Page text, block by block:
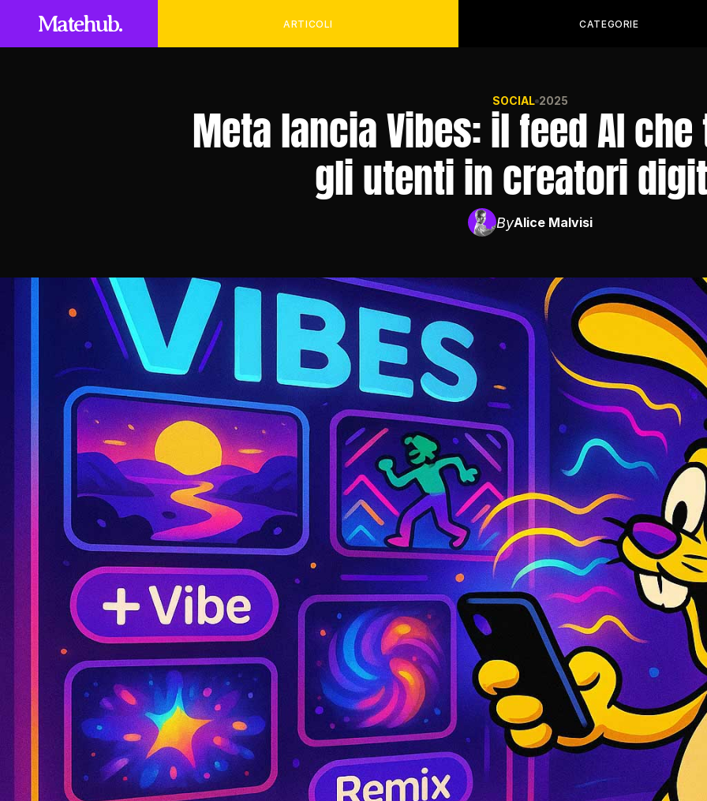
SOCIAL 2025
Meta lancia Vibes: il feed AI
gli utenti in creatori
ByAlice Malvisi
Matehub. ARTICOLI CATEGORIE